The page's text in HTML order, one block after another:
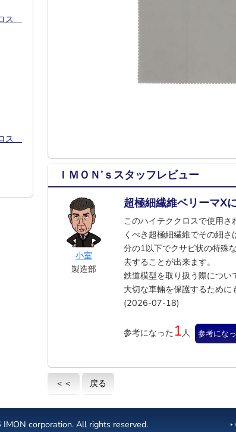
ＩＭＯＮ’ｓスタッフレビュー
小室
製造部
超極細繊維ベリーマX
このハイテククロスで使用
くべき超極細繊維でその細
分の1以下でクサビ状の特殊
去することが出来ます。
鉄道模型を取り扱う際につい
大切な車輛を保護するために
(2026-07-18)
参考になった 1人 参考にな
＜＜ 戻る
ス
ス
corporation. All rights reserved.